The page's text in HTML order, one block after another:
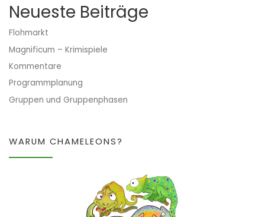
Neueste Beiträge
Flohmarkt
Magnificum – Krimispiele
Kommentare
Programmplanung
Gruppen und Gruppenphasen
WARUM CHAMELEONS?